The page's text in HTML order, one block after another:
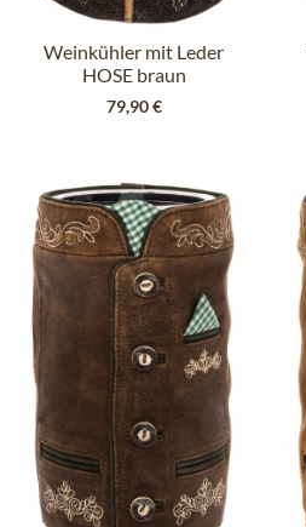
Weinkühler mit Leder
HOSE braun
79,90 €